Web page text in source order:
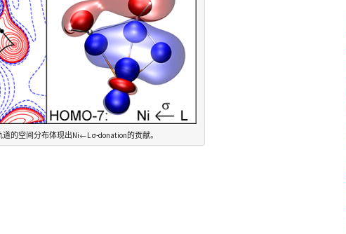
的空间分布体现出Ni←L σ-donation的贡献。